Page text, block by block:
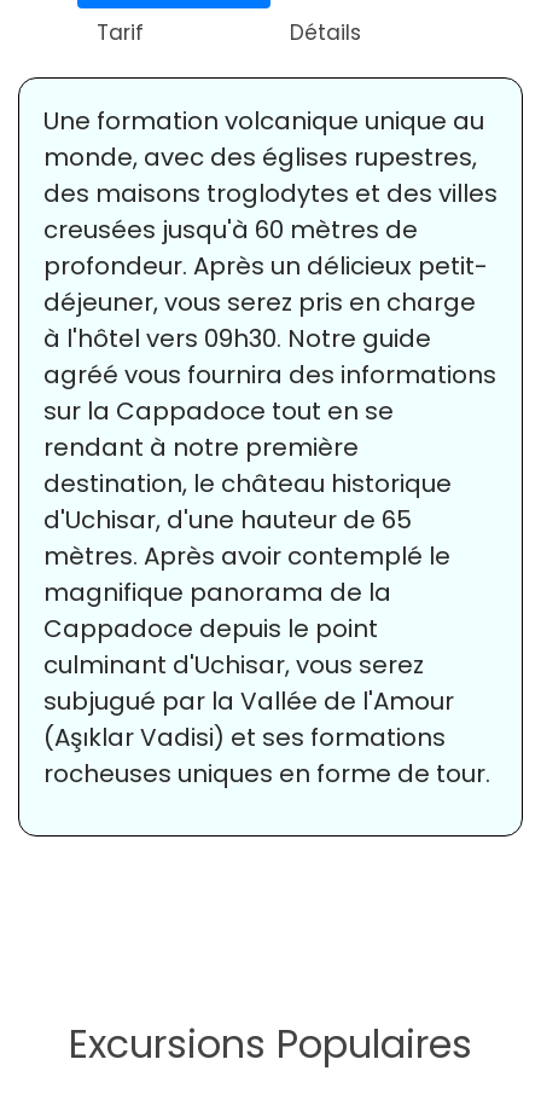
Tarif
Détails
Une formation volcanique unique au
monde, avec des églises rupestres,
des maisons troglodytes et des villes
creusées jusqu'à 60 mètres de
profondeur. Après un délicieux petit-
déjeuner, vous serez pris en charge
à l'hôtel vers 09h30. Notre guide
agréé vous fournira des informations
sur la Cappadoce tout en se
rendant à notre première
destination, le château historique
d'Uchisar, d'une hauteur de 65
mètres. Après avoir contemplé le
magnifique panorama de la
Cappadoce depuis le point
culminant d'Uchisar, vous serez
subjugué par la Vallée de l'Amour
(Aşıklar Vadisi) et ses formations
rocheuses uniques en forme de tour.
Excursions Populaires